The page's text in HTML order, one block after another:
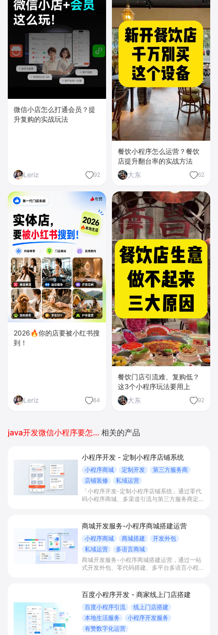
微信小店怎么打通会员？提
升复购的实战玩法
Leriz 92
餐饮小程序怎么运营？餐饮
店提升翻台率的实战方法
大东
62
2026🔥你的店要被小红书搜
到！
Leriz 84
餐饮门店引流难、复购低？
这3个小程序玩法要用上
大东
92
java开发微信小程序要怎么弄 相关的产品
小程序开发 - 定制小程序店铺系统
小程序商城 定制开发
第三方服务商
店铺装修
私域运营
「小程序开发-定制小程序店铺系统」通过零代
码小程序商城、多渠道引流与第三方服务商定制
私域运营场景，提升获客与复购，实现线上生意
增长。
商城开发服务-小程序商城搭建运营
小程序商城 商城搭建
开发外包
私域运营
多语言商城
商城开发服务-小程序商城搭建运营，通过一站
式开发外包、零代码搭建、多平台多语言小程序
实现低成本获客、提升复购与业绩增长。
百度小程序开发 - 商家线上门店搭建
百度小程序引流
线上门店搭建
本地生活服务
小程序开发服务
有赞数字化运营